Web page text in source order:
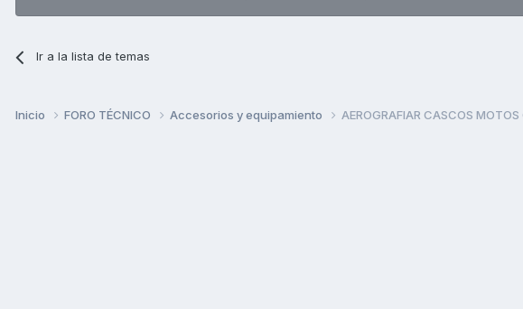
Ir a la lista de temas
Inicio FORO TÉCNICO Accesorios y equipamiento AEROGRAFIAR CASCOS MOTOS